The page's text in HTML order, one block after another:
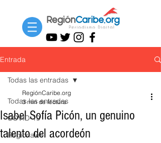
Entrada
Todas las entradas
COVID-19
Regionales
Todas las entradas
Isabel Sofía Picón, un genuino
talento del acordeón
RegiónCaribe.org
3 min de lectura